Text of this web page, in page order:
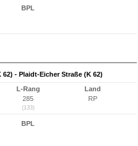
BPL
- Plaidt-Eicher Straße (K 62)
L-Rang
285
(133)
Land
RP
BPL